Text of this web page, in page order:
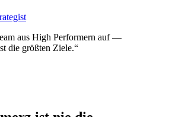
aus High Performern auf —
die größten Ziele.“